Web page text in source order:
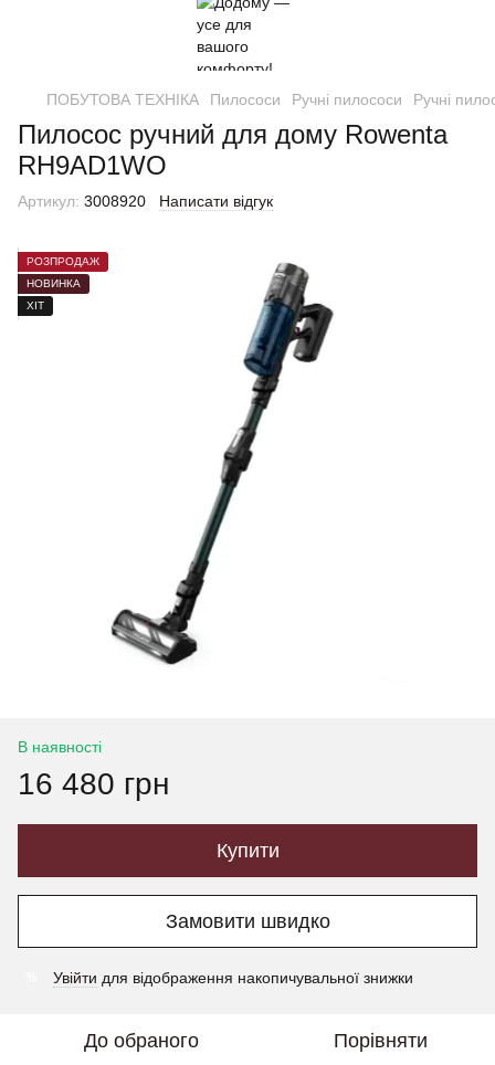
ПОБУТОВА ТЕХНІКА Пилососи Ручні пилососи Ручні
Пилосос ручний для дому Rowenta
RH9AD1WO
Артикул: 3008920 Написати відгук
РОЗПРОДАЖ
НОВИНКА
ХІТ
В наявності
16 480 грн
Купити
Замовити швидко
Увійти для відображення накопичувальної знижки
До обраного Порівняти